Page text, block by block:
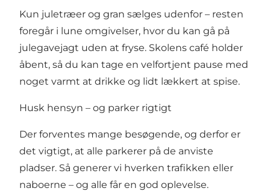
Kun juletræer og gran sælges udenfor – resten
foregår i lune omgivelser, hvor du kan gå på
julegavejagt uden at fryse. Skolens café holder
åbent, så du kan tage en velfortjent pause med
noget varmt at drikke og lidt lækkert at spise.
Husk hensyn – og parker rigtigt
Der forventes mange besøgende, og derfor er
det vigtigt, at alle parkerer på de anviste
pladser. Så generer vi hverken trafikken eller
naboerne – og alle får en god oplevelse.